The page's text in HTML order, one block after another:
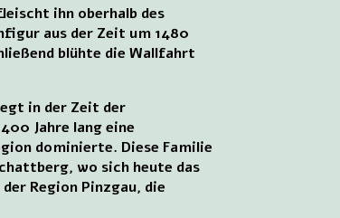
ihn oberhalb des
aus der Zeit um 1480
blühte die Wallfahrt
in der Zeit der
Jahre lang eine
dominierte. Diese Familie
wo sich heute das
Region Pinzgau, die